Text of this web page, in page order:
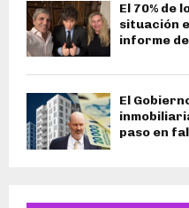
El 70% de
situación
informe
El
paso en